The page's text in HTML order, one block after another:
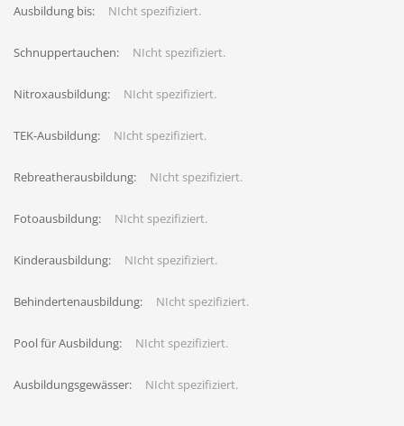
Ausbildung bis: NIcht spezifiziert.
Schnuppertauchen: NIcht spezifiziert.
Nitroxausbildung: NIcht spezifiziert.
TEK-Ausbildung: NIcht spezifiziert.
Rebreatherausbildung: NIcht spezifiziert.
Fotoausbildung: NIcht spezifiziert.
Kinderausbildung: NIcht spezifiziert.
Behindertenausbildung: NIcht spezifiziert.
Pool für Ausbildung: NIcht spezifiziert.
Ausbildungsgewässer: NIcht spezifiziert.